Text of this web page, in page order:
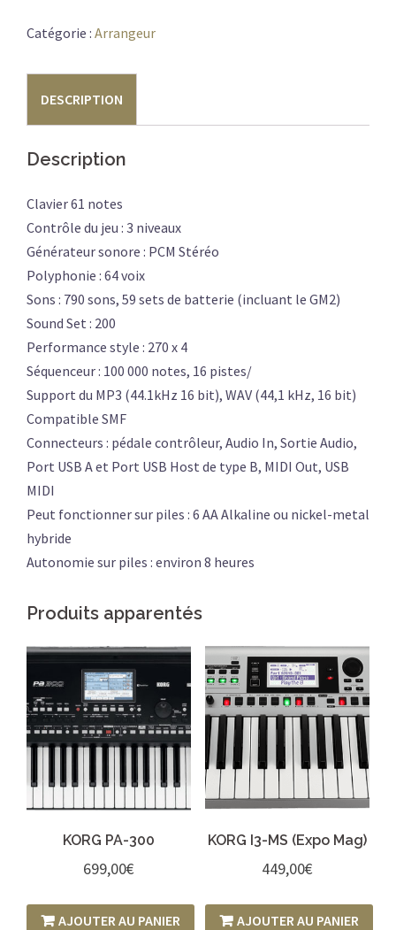
I3-
Catégorie : Arrangeur
DESCRIPTION
Description
Clavier 61 notes
Contrôle du jeu : 3 niveaux
Générateur sonore : PCM Stéréo
Polyphonie : 64 voix
Sons : 790 sons, 59 sets de batterie (incluant le GM2)
Sound Set : 200
Performance style : 270 x 4
Séquenceur : 100 000 notes, 16 pistes/
Support du MP3 (44.1kHz 16 bit), WAV (44,1 kHz, 16 bit)
Compatible SMF
Connecteurs : pédale contrôleur, Audio In, Sortie Audio,
Port USB A et Port USB Host de type B, MIDI Out, USB
MIDI
Peut fonctionner sur piles : 6 AA Alkaline ou nickel-metal
hybride
Autonomie sur piles : environ 8 heures
Produits apparentés
KORG PA-300
699,00€
AJOUTER AU PANIER
KORG I3-MS (Expo Mag)
449,00€
AJOUTER AU PANIER